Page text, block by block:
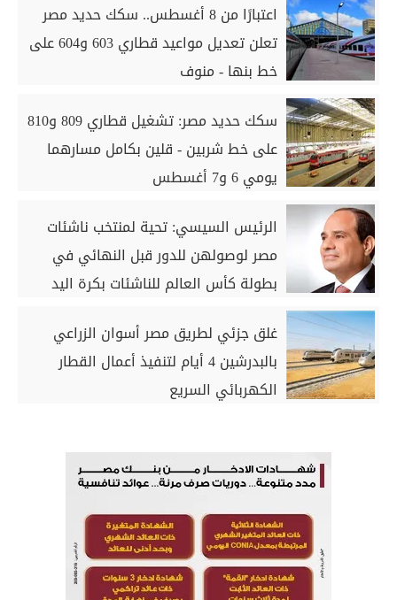
اعتبارًا من 8 أغسطس.. سكك حديد مصر
تعلن تعديل مواعيد قطاري 603 و604 على
خط بنها - منوف
سكك حديد مصر: تشغيل قطاري 809 و810
على خط شربين - قلين بكامل مسارهما
يومي 6 و7 أغسطس
الرئيس السيسي: تحية لمنتخب ناشئات
مصر لوصولهن للدور قبل النهائي في
بطولة كأس العالم للناشئات بكرة اليد
غلق جزئي لطريق مصر أسوان الزراعي
بالبدرشين 4 أيام لتنفيذ أعمال القطار
الكهربائي السريع